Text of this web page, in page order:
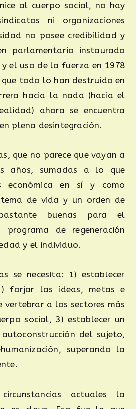
al cuerpo social, no hay
ni organizaciones
no posee credibilidad y
parlamentario instaurado
el uso de la fuerza en 1978
que todo lo han destruido en
hacia la nada (hacia el
ahora se encuentra
plena desintegración.
que no parece que vayan a
años, sumadas a lo que
económica en sí y como
de vida y un orden de
buenas para el
de regeneración
y el individuo.
se necesita: 1) establecer
forjar las ideas, metas e
vertebrar a los sectores más
social, 3) establecer un
del sujeto,
superando la
actuales la